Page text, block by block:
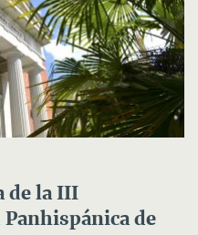
de la III
Panhispánica de